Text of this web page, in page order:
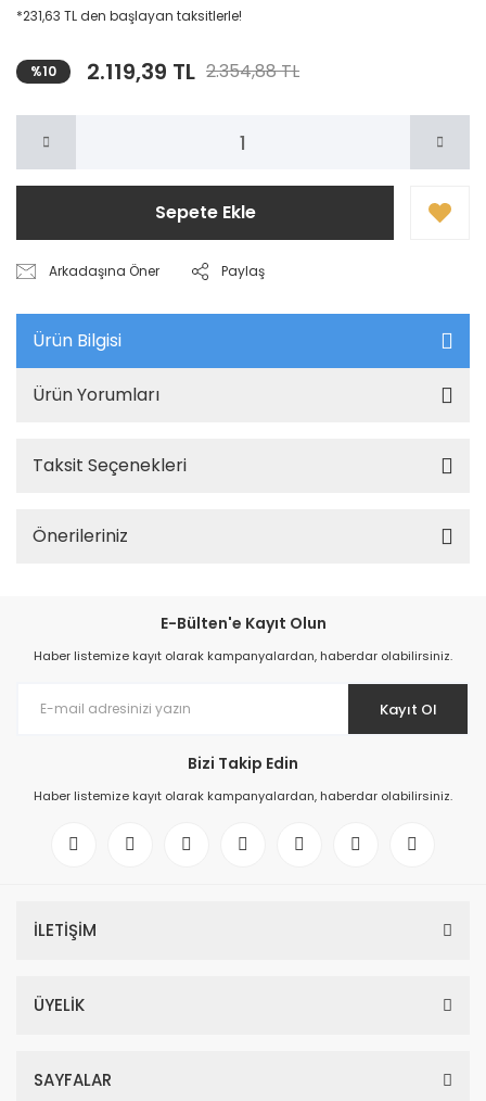
*231,63 TL den başlayan taksitlerle!
%10 2.119,39 TL 2.354,88 TL
Sepete Ekle
Arkadaşına Öner Paylaş
Ürün Bilgisi
Ürün Yorumları
Taksit Seçenekleri
Önerileriniz
E-Bülten'e Kayıt Olun
Haber listemize kayıt olarak kampanyalardan, haberdar olabilirsiniz.
Kayıt Ol
Bizi Takip Edin
Haber listemize kayıt olarak kampanyalardan, haberdar olabilirsiniz.
İLETİŞİM
ÜYELİK
SAYFALAR